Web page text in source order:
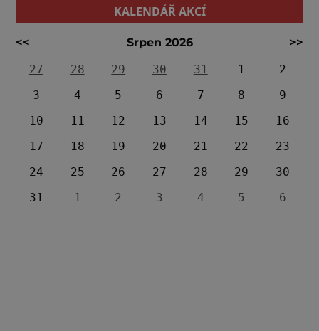
KALENDÁŘ AKCÍ
<< Srpen 2026
>>
27
28 29 30 31 1
2
3
4 5 6 7 8
9
10
11 12 13 14 15
16
17
18 19 20 21 22
23
24
25 26 27 28 29
30
31
1 2 3 4 5 6